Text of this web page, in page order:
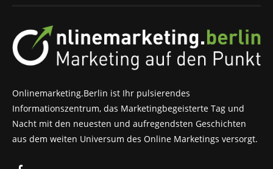
Onlinemarketing.Berlin ist Ihr pulsierendes
Informationszentrum, das Marketingbegeisterte Tag und
Nacht mit den neuesten und aufregendsten Geschichten
aus dem weiten Universum des Online Marketings versorgt.